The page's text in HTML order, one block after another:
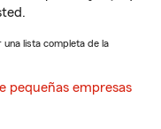
una lista completa de la
pequeñas empresas